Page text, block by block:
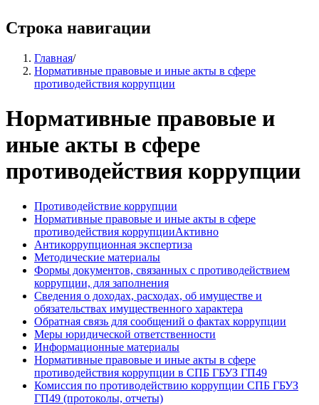
Строка навигации
Главная/
Нормативные правовые и иные акты в сфере
противодействия коррупции
Нормативные правовые и
иные акты в сфере
противодействия коррупции
Противодействие коррупции
Нормативные правовые и иные акты в сфере
противодействия коррупцииАктивно
Антикоррупционная экспертиза
Методические материалы
Формы документов, связанных с противодействием
коррупции, для заполнения
Сведения о доходах, расходах, об имуществе и
обязательствах имущественного характера
Обратная связь для сообщений о фактах коррупции
Меры юридической ответственности
Информационные материалы
Нормативные правовые и иные акты в сфере
противодействия коррупции в СПБ ГБУЗ ГП49
Комиссия по противодействию коррупции СПБ ГБУЗ
ГП49 (протоколы, отчеты)